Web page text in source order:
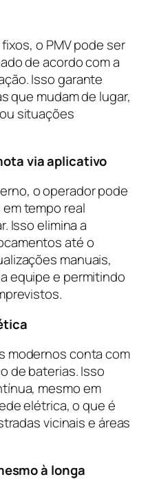
o PMV pode ser
de acordo com a
Isso garante
que mudam de lugar,
situações
via aplicativo
o operador pode
tempo real
Isso elimina a
até o
manuais,
equipe e permitindo
modernos conta com
de baterias. Isso
mesmo em
elétrica, o que é
vicinais e áreas
à longa